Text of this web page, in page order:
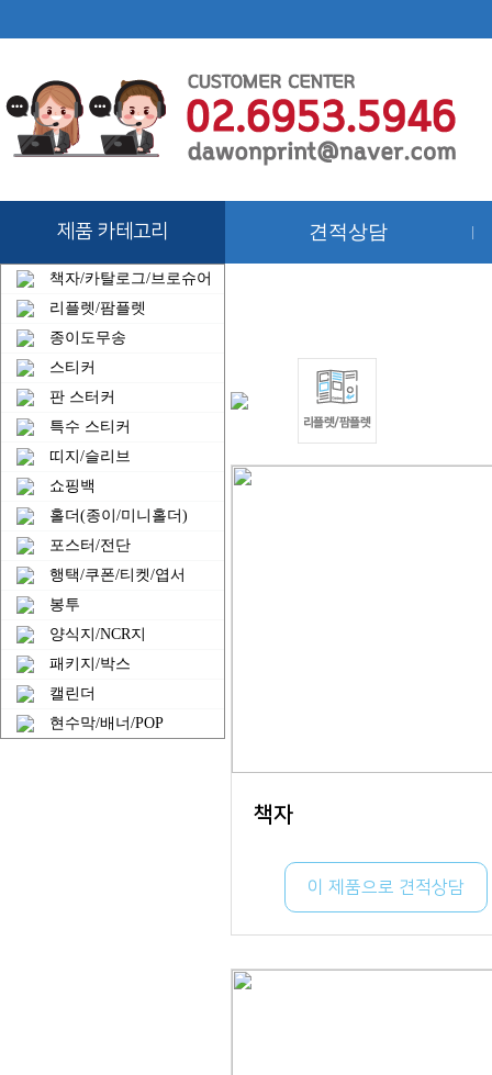
제품 카테고리 견적상담
책자/카탈로그/브로슈어
리플렛/팜플렛
종이도무송
스티커
판 스터커
특수 스티커
띠지/슬리브
쇼핑백
홀더(종이/미니홀더)
포스터/전단
행택/쿠폰/티켓/엽서
봉투
양식지/NCR지
패키지/박스
캘린더
현수막/배너/POP
책자
이 제품으로 견적상담